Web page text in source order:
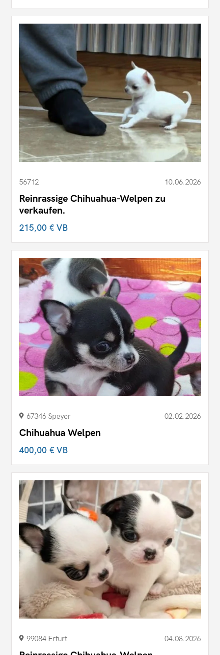
56712 10.06.2026
Reinrassige Chihuahua-Welpen zu
verkaufen.
215,00 €VB
67346 Speyer 02.02.2026
Chihuahua Welpen
400,00 €VB
99084 Erfurt 04.08.2026